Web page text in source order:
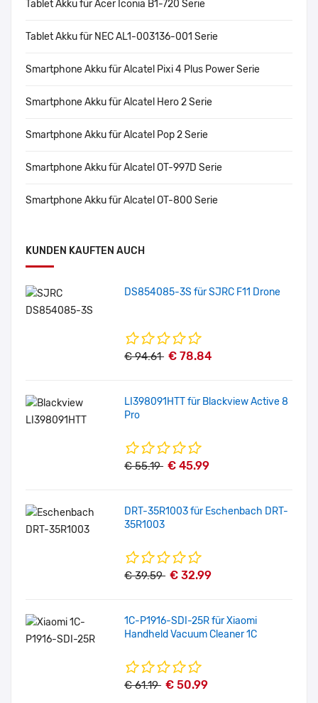
Tablet Akku für Acer Iconia B1-720 Serie
Tablet Akku für NEC AL1-003136-001 Serie
Smartphone Akku für Alcatel Pixi 4 Plus Power Serie
Smartphone Akku für Alcatel Hero 2 Serie
Smartphone Akku für Alcatel Pop 2 Serie
Smartphone Akku für Alcatel OT-997D Serie
Smartphone Akku für Alcatel OT-800 Serie
KUNDEN KAUFTEN AUCH
DS854085-3S für SJRC F11 Drone
€ 94.61 € 78.84
LI398091HTT für Blackview Active 8
Pro
€ 55.19 € 45.99
DRT-35R1003 für Eschenbach DRT-
35R1003
€ 39.59 € 32.99
1C-P1916-SDI-25R für Xiaomi
Handheld Vacuum Cleaner 1C
€ 61.19 € 50.99